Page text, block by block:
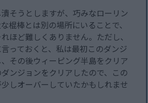
そうとしますが、巧みなローリン
棍棒とは別の場所にいることで、
ほど難しくありません。ただし、
っておくと、私は最初このダンジ
その後ウィーピング半島をクリア
ンジョンをクリアしたので、この
しオーバーしていたかもしれませ